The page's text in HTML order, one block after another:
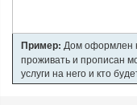
Пример: Дом оформлен
проживать и прописан
услуги на него и кто